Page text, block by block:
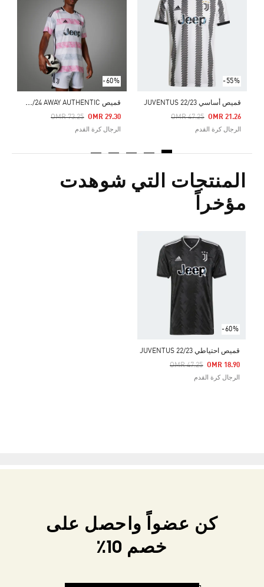
-55%
قميص أساسي JUVENTUS 22/23
Price Reduced From
OMR 47.25
To OMR 21.26
الرجال كرة القدم
-60%
ق
ميص JUVENTUS 23/24 AWAY AUTHENTIC
Price Reduced From
OMR 73.25
To OMR 29.30
الرجال كرة القدم
Price Reduced From
المنتجات التي شوهدت
مؤخراً
-60%
قميص احتياطي JUVENTUS 22/23
Price Reduced From
OMR 47.25
To OMR 18.90
الرجال كرة القدم
كن عضواً واحصل على
خصم 10٪